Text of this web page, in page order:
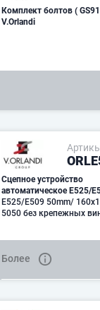
Комплект болтов (
V.Orlandi
Сцепное устройство
автоматическое E525/
E525/E509 50mm/
5050 без крепежных
Более